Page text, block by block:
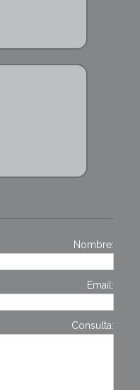
Nombre:
Email:
Consulta: